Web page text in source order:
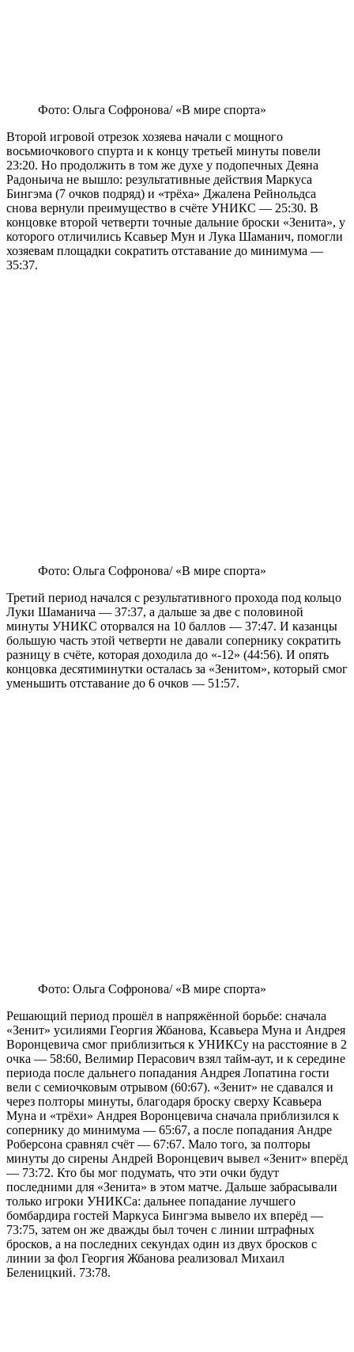
Фото: Ольга Софронова/ «В мире спорта»
Второй игровой отрезок хозяева начали с мощного
восьмиочкового спурта и к концу третьей минуты повели
23:20. Но продолжить в том же духе у подопечных Деяна
Радоньича не вышло: результативные действия Маркуса
Бингэма (7 очков подряд) и «трёха» Джалена Рейнольдса
снова вернули преимущество в счёте УНИКС — 25:30. В
концовке второй четверти точные дальние броски «Зенита», у
которого отличились Ксавьер Мун и Лука Шаманич, помогли
хозяевам площадки сократить отставание до минимума —
35:37.
Фото: Ольга Софронова/ «В мире спорта»
Третий период начался с результативного прохода под кольцо
Луки Шаманича — 37:37, а дальше за две с половиной
минуты УНИКС оторвался на 10 баллов — 37:47. И казанцы
большую часть этой четверти не давали сопернику сократить
разницу в счёте, которая доходила до «-12» (44:56). И опять
концовка десятиминутки осталась за «Зенитом», который смог
уменьшить отставание до 6 очков — 51:57.
Фото: Ольга Софронова/ «В мире спорта»
Решающий период прошёл в напряжённой борьбе: сначала
«Зенит» усилиями Георгия Жбанова, Ксавьера Муна и Андрея
Воронцевича смог приблизиться к УНИКСу на расстояние в 2
очка — 58:60, Велимир Перасович взял тайм-аут, и к середине
периода после дальнего попадания Андрея Лопатина гости
вели с семиочковым отрывом (60:67). «Зенит» не сдавался и
через полторы минуты, благодаря броску сверху Ксавьера
Муна и «трёхи» Андрея Воронцевича сначала приблизился к
сопернику до минимума — 65:67, а после попадания Андре
Роберсона сравнял счёт — 67:67. Мало того, за полторы
минуты до сирены Андрей Воронцевич вывел «Зенит» вперёд
— 73:72. Кто бы мог подумать, что эти очки будут
последними для «Зенита» в этом матче. Дальше забрасывали
только игроки УНИКСа: дальнее попадание лучшего
бомбардира гостей Маркуса Бингэма вывело их вперёд —
73:75, затем он же дважды был точен с линии штрафных
бросков, а на последних секундах один из двух бросков с
линии за фол Георгия Жбанова реализовал Михаил
Беленицкий. 73:78.